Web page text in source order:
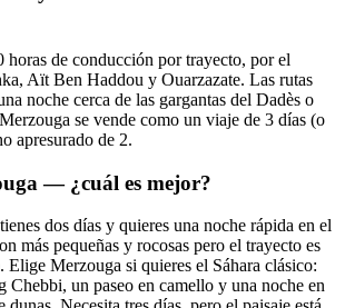
de conducción por trayecto, por el
Aït Ben Haddou y Ouarzazate. Las rutas
noche cerca de las gargantas del Dadès o
se vende como un viaje de 3 días (o
apresurado de 2.
— ¿cuál es mejor?
dos días y quieres una noche rápida en el
más pequeñas y rocosas pero el trayecto es
Elige Merzouga si quieres el Sáhara clásico:
Chebbi, un paseo en camello y una noche en